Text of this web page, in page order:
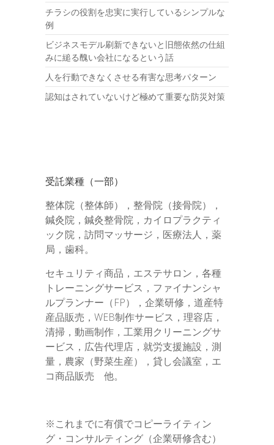
チラシの役割を忠実に実行しているシンプルな
例
ビジネスモデル刷新できないと旧態依然の仕組
みに縋る醜い会社になるという話
人を行動できなくさせる有害な思考パターン
認知はされていないけど極めて重要な防災対策
受託業種（一部）
整体院（整体師），整骨院（接骨院），
鍼灸院，鍼灸整骨院，カイロプラクティ
ック院，訪問マッサージ，医療法人，薬
局，歯科。
セキュリティ商品，エステサロン，各種
トレーニングサービス，ファイナンシャ
ルプランナー（FP），企業研修，道産特
産品販売，WEB制作サービス，理容店，
清掃，動画制作，工業用クリーニングサ
ービス，広告代理店，就労支援施設，測
量，農家（野菜生産），貸し会議室，エ
コ商品販売 他。
※これまでに有償でコピーライティン
グ・コンサルティング（企業研修含む）